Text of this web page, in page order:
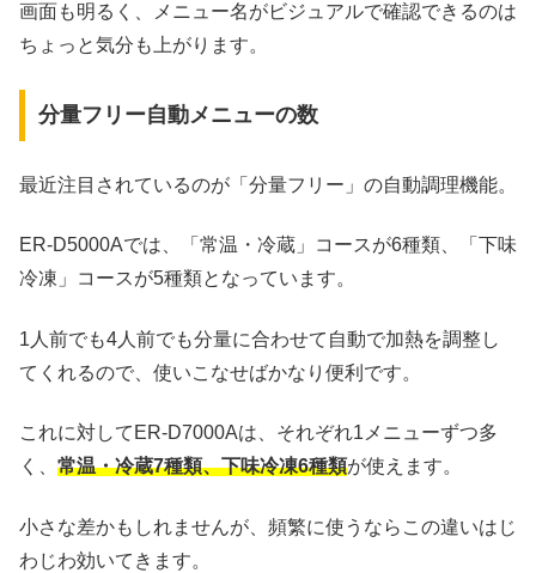
画面も明るく、メニュー名がビジュアルで確認できるのは
ちょっと気分も上がります。
分量フリー自動メニューの数
最近注目されているのが「分量フリー」の自動調理機能。
ER-D5000Aでは、「常温・冷蔵」コースが6種類、「下味
冷凍」コースが5種類となっています。
1人前でも4人前でも分量に合わせて自動で加熱を調整し
てくれるので、使いこなせばかなり便利です。
これに対してER-D7000Aは、それぞれ1メニューずつ多
く、 常温・冷蔵7種類、下味冷凍6種類が使えます。
小さな差かもしれませんが、頻繁に使うならこの違いはじ
わじわ効いてきます。